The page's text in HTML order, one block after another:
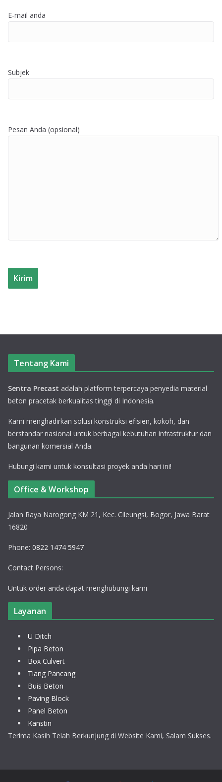
E-mail anda
Subjek
Pesan Anda (opsional)
Tentang Kami
Sentra Precast adalah platform terpercaya penyedia material
beton pracetak berkualitas tinggi di Indonesia.
Kami menghadirkan solusi konstruksi efisien, kokoh, dan
berstandar nasional untuk berbagai kebutuhan infrastruktur dan
bangunan komersial Anda.
Hubungi kami untuk konsultasi proyek anda hari ini!
Office & Workshop
Jalan Raya Narogong KM 21, Kec. Cileungsi, Bogor, Jawa Barat
16820
Phone: 0822 1474 5947
Contact Persons:
Untuk order anda dapat menghubungi kami
Layanan
U Ditch
Pipa Beton
Box Culvert
Tiang Pancang
Buis Beton
Paving Block
Panel Beton
Kanstin
Terima Kasih Telah Berkunjung di Website Kami, Salam Sukses.